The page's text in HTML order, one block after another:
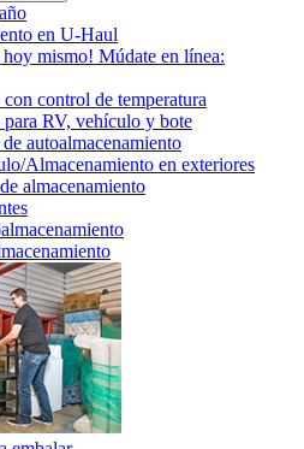
en U-Haul
hoy mismo! Múdate en línea:
control de temperatura
RV, vehículo y bote
autoalmacenamiento
Almacenamiento en exteriores
almacenamiento